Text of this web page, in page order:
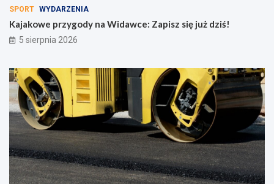
SPORT WYDARZENIA
Kajakowe przygody na Widawce: Zapisz się już dziś!
5 sierpnia 2026